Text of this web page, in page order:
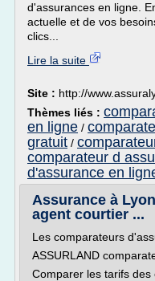
d'assurances en ligne.
actuelle et de vos
clics...
Lire la suite
Site : http://
Thèmes liés :
en ligne /
gratuit /
comparateur d
d'assurance en
Assurance à
agent courtier ...
Les comparateurs
ASSURLAND
Comparer les tarifs